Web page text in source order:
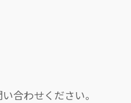
合わせください。